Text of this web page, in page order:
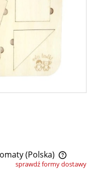
(Polska)
płatności
sprawdź formy dostawy